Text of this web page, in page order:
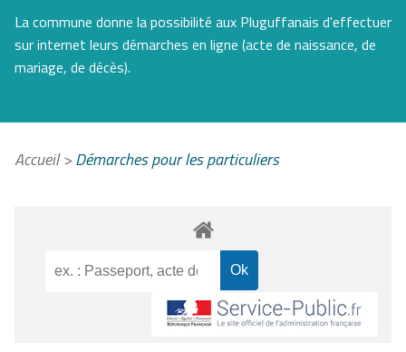
La commune donne la possibilité aux Pluguffanais d'effectuer
sur internet leurs démarches en ligne (acte de naissance, de
mariage, de décès).
Accueil>Démarches pour les particuliers